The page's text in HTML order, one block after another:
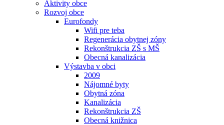
Aktivity obce
Rozvoj obce
Eurofondy
Wifi pre teba
Regenerácia obytnej zóny
Rekonštrukcia ZŠ s MŠ
Obecná kanalizácia
Výstavba v obci
2009
Nájomné byty
Obytná zóna
Kanalizácia
Rekonštrukcia ZŠ
Obecná knižnica